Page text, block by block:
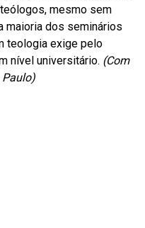
mesmo sem
maioria dos seminários
teologia exige pelo
nível universitário. (Com
Paulo)